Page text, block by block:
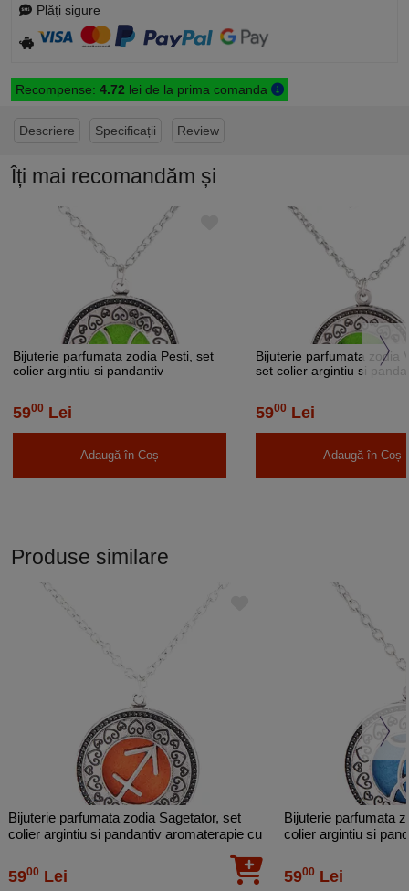
Plăți sigure
Recompense: 4.72lei de la prima comanda
Descriere Specificații Review
Îți mai recomandăm și
Bijuterie parfumata zodia Pesti, set
colier argintiu si pandantiv
5900 Lei
Adaugă în Coș
Bijuterie parfumata zodia
set colier argintiu si
5900 Lei
Adaugă în Coș
Produse similare
Bijuterie parfumata zodia Sagetator, set
colier argintiu si pandantiv aromaterapie cu
5900 Lei
Bijuterie parfumata
colier argintiu si
5900 Lei